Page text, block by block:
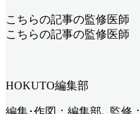
こちらの記事の監修医師
こちらの記事の監修医師
HOKUTO編集部
編集･作図：編集部､ 監修